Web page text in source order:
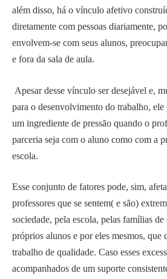
além disso, há o vínculo afetivo
diretamente com pessoas diariamente,
envolvem-se com seus alunos,
e fora da sala de aula.
Apesar desse vínculo ser desejável e,
para o desenvolvimento do trabalho, ele
um ingrediente de pressão quando o
parceria seja com o aluno como com a
escola.
Esse conjunto de fatores pode, sim,
professores que se sentem( e são)
sociedade, pela escola, pelas famílias de
próprios alunos e por eles mesmos, que
trabalho de qualidade. Caso esses
acompanhados de um suporte